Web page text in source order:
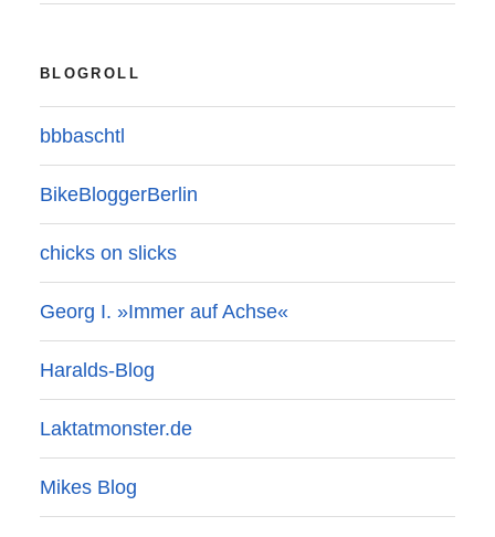
BLOGROLL
bbbaschtl
BikeBloggerBerlin
chicks on slicks
Georg I. »Immer auf Achse«
Haralds-Blog
Laktatmonster.de
Mikes Blog